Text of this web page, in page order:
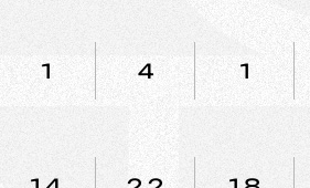
1 4 1